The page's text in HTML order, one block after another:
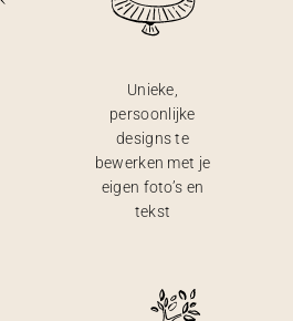
Unieke,
persoonlijke
designs te
bewerken met je
eigen foto’s en
tekst